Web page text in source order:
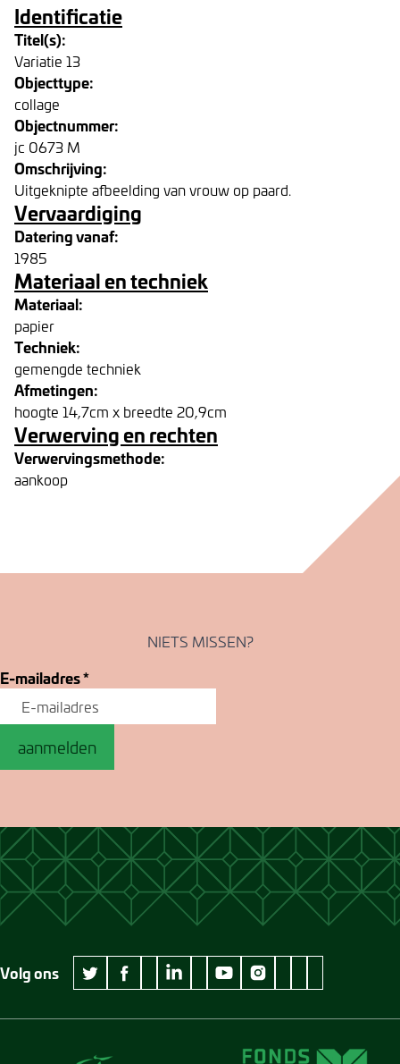
Identificatie
Titel(s):
Variatie 13
Objecttype:
collage
Objectnummer:
jc 0673 M
Omschrijving:
Uitgeknipte afbeelding van vrouw op paard.
Vervaardiging
Datering vanaf:
1985
Materiaal en techniek
Materiaal:
papier
Techniek:
gemengde techniek
Afmetingen:
hoogte 14,7cm x breedte 20,9cm
Verwerving en rechten
Verwervingsmethode:
aankoop
NIETS MISSEN?
E-mailadres*
aanmelden
Volg ons
twitter Museum Jan Cunen
facebook Museum Jan Cunen
wikipedia Museum Jan Cunen
linkedin Museum Jan Cunen
googleplus Museum Jan Cunen
youtube Museum Jan Cunen
instagram Museum